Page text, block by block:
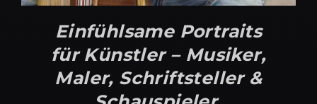
Einfühlsame Portraits
für Künstler – Musiker,
Maler, Schriftsteller &